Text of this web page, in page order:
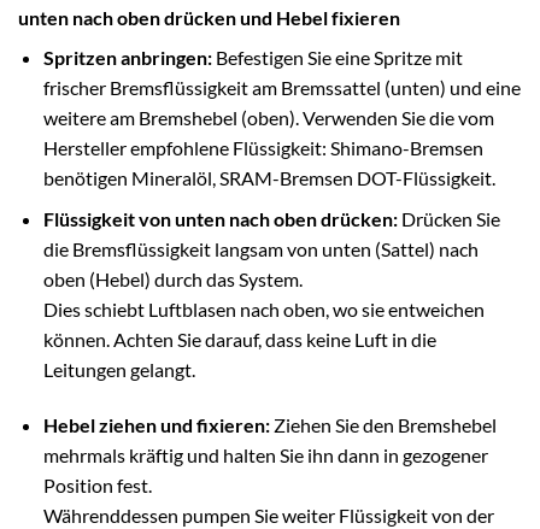
unten nach oben drücken und Hebel fixieren
Spritzen anbringen:Befestigen Sie eine Spritze mit
frischer Bremsflüssigkeit am Bremssattel (unten) und eine
weitere am Bremshebel (oben). Verwenden Sie die vom
Hersteller empfohlene Flüssigkeit: Shimano-Bremsen
benötigen Mineralöl, SRAM-Bremsen DOT-Flüssigkeit.
Flüssigkeit von unten nach oben drücken:Drücken Sie
die Bremsflüssigkeit langsam von unten (Sattel) nach
oben (Hebel) durch das System.
Dies schiebt Luftblasen nach oben, wo sie entweichen
können. Achten Sie darauf, dass keine Luft in die
Leitungen gelangt.
Hebel ziehen und fixieren:Ziehen Sie den Bremshebel
mehrmals kräftig und halten Sie ihn dann in gezogener
Position fest.
Währenddessen pumpen Sie weiter Flüssigkeit von der